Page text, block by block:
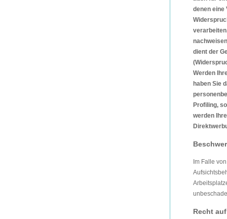
denen eine
dient der
Werden
haben Sie
Profiling,
werden
Im Falle
Recht